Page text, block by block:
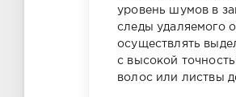
уровень шумов в
следы удаляемого
осуществлять
с высокой
волос или листвы